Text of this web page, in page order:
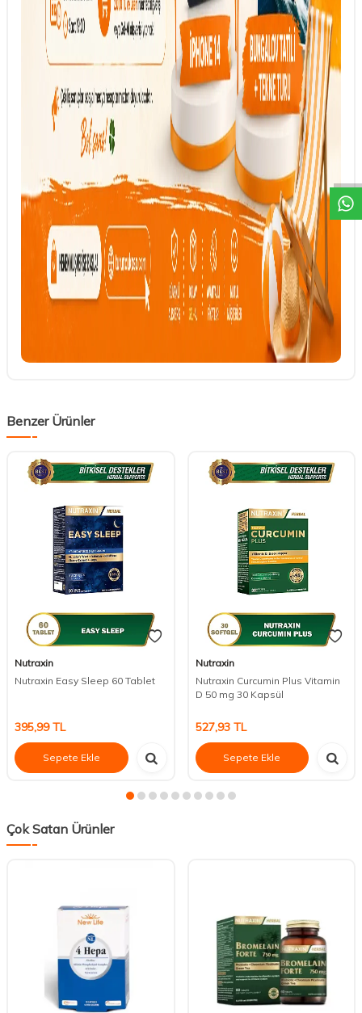
Benzer Ürünler
Nutraxin
Nutraxin Easy Sleep 60 Tablet
395,99TL
Sepete Ekle
Nutraxin
Nutraxin Curcumin Plus Vitamin
D 50 mg 30 Kapsül
527,93TL
Sepete Ekle
Çok Satan Ürünler